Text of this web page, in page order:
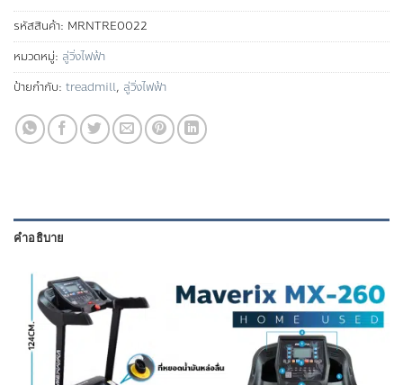
รหัสสินค้า: MRNTRE0022
หมวดหมู่: ลู่วิ่งไฟฟ้า
ป้ายกำกับ: treadmill, ลู่วิ่งไฟฟ้า
คำอธิบาย